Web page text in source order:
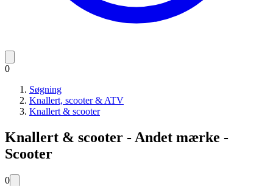
0
Søgning
Knallert, scooter & ATV
Knallert & scooter
Knallert & scooter - Andet mærke -
Scooter
0